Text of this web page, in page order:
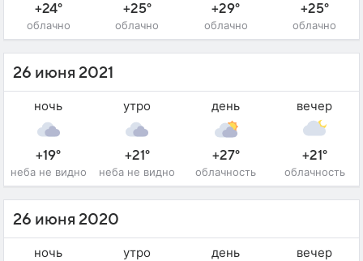
+24°
облачно
+25°
облачно
+29°
облачно
+25°
облачно
26 июня 2021
ночь
+19°
неба не видно
утро
+21°
неба не видно
день
+27°
облачность
вечер
+21°
облачность
26 июня 2020
ночь утро день вечер